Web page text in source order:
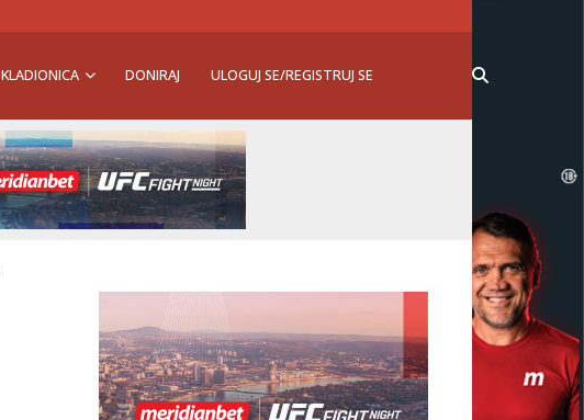
KLADIONICA DONIRAJ ULOGUJ SE/REGISTRUJ SE